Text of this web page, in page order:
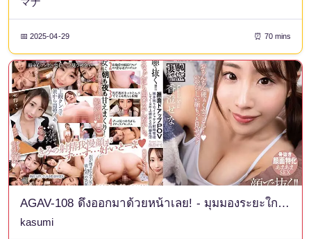
📅 2025-04-29 ⏰ 70 mins
AGAV-108 ดึงออกมาด้วยหน้าเลย! - มุมมองระยะใกล้ของใบหน้า: อาศัยอยู่กับแฟนสาวที่อายุมากกว่าซึ่งมีสำเนียงฮากาตะและคอยควบคุมการหลั่งของฉัน เซนะ คาซึมิ
kasumi